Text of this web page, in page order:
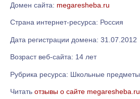
Домен сайта: megaresheba.ru
Страна интернет-ресурса: Россия
Дата регистрации домена: 31.07.2012
Возраст веб-сайта: 14 лет
Рубрика ресурса: Школьные предметы
Читать отзывы о сайте megaresheba.ru